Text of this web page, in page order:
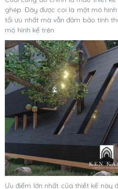
ghép. Đây được coi là một mô
tối ưu nhất mà vẫn đảm bảo tính
mô hình kể trên.
Ưu điểm lớn nhất của thiết kế này